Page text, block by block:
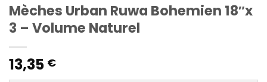
Mèches Urban Ruwa Bohemien 18″x
3 – Volume Naturel
13,35 €